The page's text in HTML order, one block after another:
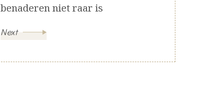
benaderen niet raar is
Next